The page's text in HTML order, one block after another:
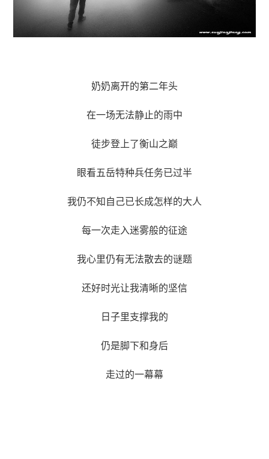
奶奶离开的第二年头
在一场无法静止的雨中
徒步登上了衡山之巅
眼看五岳特种兵任务已过半
我仍不知自己已长成怎样的大人
每一次走入迷雾般的征途
我心里仍有无法散去的谜题
还好时光让我清晰的坚信
日子里支撑我的
仍是脚下和身后
走过的一幕幕